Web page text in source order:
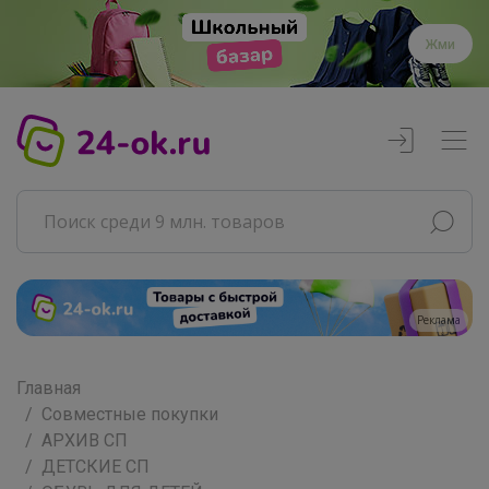
Жми
Реклама
Главная
Совместные покупки
АРХИВ СП
ДЕТСКИЕ СП